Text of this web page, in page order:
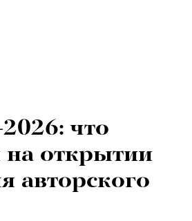
что
на открытии
авторского